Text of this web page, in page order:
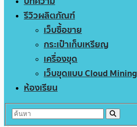
รีวิวผลิตภัณฑ์
เว็บซื้อขาย
กระเป๋าเก็บเหรียญ
เครื่องขุด
เว็บขุดแบบ Cloud Mining
ห้องเรียน